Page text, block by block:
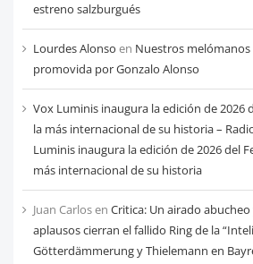
estreno salzburgués
Lourdes Alonso en Nuestros melómanos
promovida por Gonzalo Alonso
Vox Luminis inaugura la edición de 2026
la más internacional de su historia –
Luminis inaugura la edición de 2026 del
más internacional de su historia
Juan Carlosen Critica: Un airado
aplausos cierran el fallido Ring de la
Götterdämmerung y Thielemann en